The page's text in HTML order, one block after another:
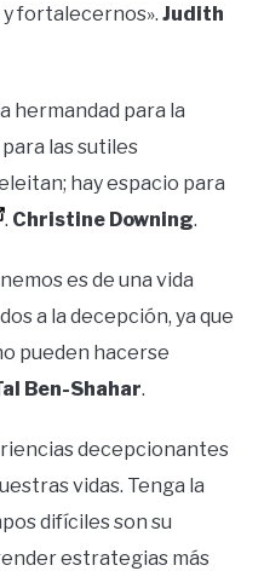
fortalecernos». Judith
hermandad para la
las sutiles
hay espacio para
. Christine Downing.
es de una vida
a la decepción, ya que
pueden hacerse
Ben-Shahar.
decepcionantes
vidas. Tenga la
difíciles son su
estrategias más